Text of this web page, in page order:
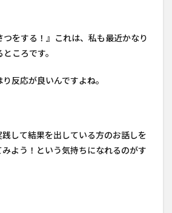
つをする！』これは、私も最近かなり
ころです。
反応が良いんですよね。
して結果を出している方のお話しを
よう！という気持ちになれるのがす